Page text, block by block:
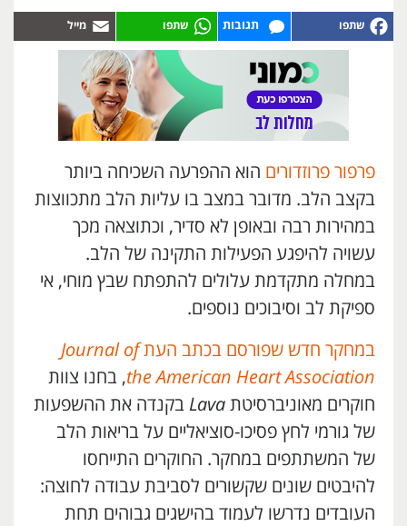
תגובות
פרפור פרוזדורים הוא ההפרעה השכיחה ביותר
בקצב הלב. מדובר במצב בו עליות הלב מתכווצות
במהירות רבה ובאופן לא סדיר, וכתוצאה מכך
עשויה להיפגע הפעילות התקינה של הלב.
במחלה מתקדמת עלולים להתפתח שבץ מוחי, אי
ספיקת לב וסיבוכים נוספים.
במחקר חדש שפורסם בכתב העתJournal of
the American Heart Association, בחנו צוות
חוקרים מאוניברסיטת Lava בקנדה את ההשפעות
של גורמי לחץ פסיכו-סוציאליים על בריאות הלב
של המשתתפים במחקר. החוקרים התייחסו
להיבטים שונים שקשורים לסביבת עבודה לחוצה:
העובדים נדרשו לעמוד בהישגים גבוהים תחת